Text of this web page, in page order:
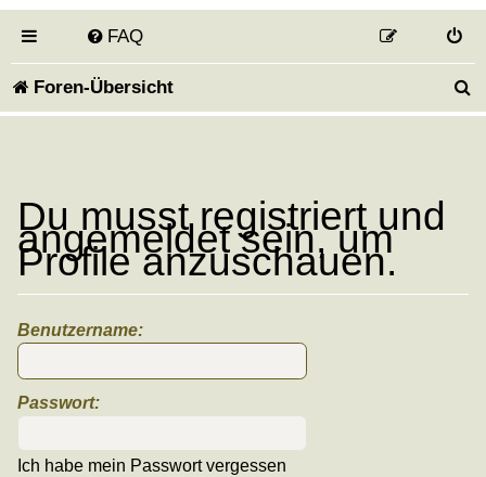
FAQ
Foren-Übersicht
Du musst registriert und
angemeldet sein, um
Profile anzuschauen.
Benutzername:
Passwort:
Ich habe mein Passwort vergessen